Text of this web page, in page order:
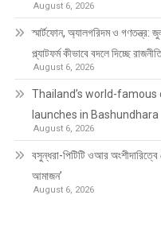
August 6, 2026
স্মার্টফোন, অ্যালগরিদম ও
প্ল্যাটফর্ম কীভাবে বদলে দিচ্ছে
August 6, 2026
Thailand’s world-
launches in Bashundhara
August 6, 2026
বসুন্ধরা-পিটিটি ওআর অংশীদারিত্বে
আমাজন’
August 6, 2026